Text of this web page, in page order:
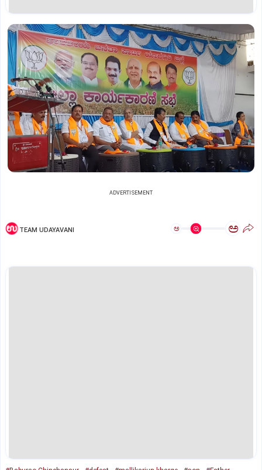
ADVERTISEMENT
TEAM UDAYAVANI ಅ ಅ